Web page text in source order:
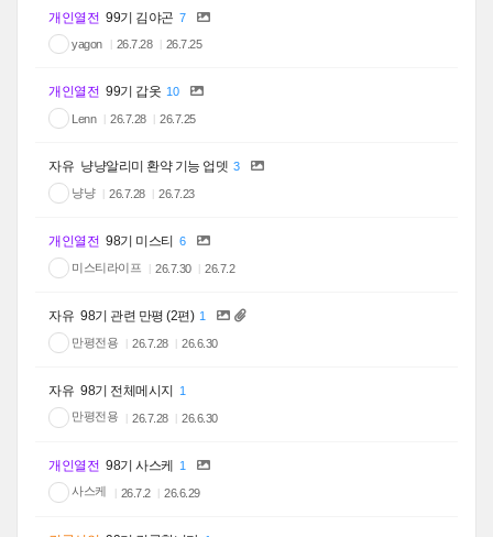
개인열전 99기 김야곤 7
yagon 26.7.28 26.7.25
개인열전 99기 갑옷 10
Lenn 26.7.28 26.7.25
자유 냥냥알리미 환약 기능 업뎃 3
냥냥
26.7.28 26.7.23
개인열전 98기 미스티
6
미스티라이프
26.7.30 26.7.2
자유 98기 관련 만평 (2편) 1
만평전용
26.7.28 26.6.30
자유 98기 전체메시지
1
만평전용
26.7.28 26.6.30
개인열전 98기 사스케 1
사스케
26.7.2 26.6.29